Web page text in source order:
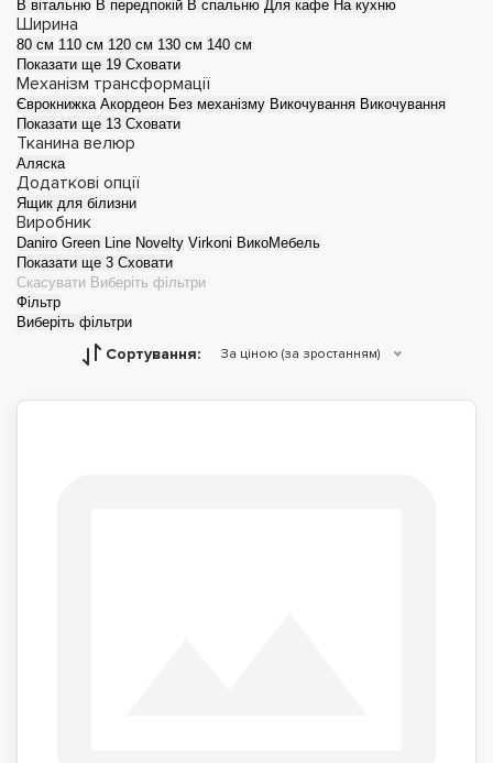
В вітальню В передпокій В спальню Для кафе На кухню
Ширина
80 см 110 см 120 см 130 см 140 см
Показати ще 19 Сховати
Механізм трансформації
Єврокнижка Акордеон Без механізму Викочування Викочування
Показати ще 13 Сховати
Тканина велюр
Аляска
Додаткові опції
Ящик для білизни
Виробник
Daniro Green Line Novelty Virkoni ВикоМебель
Показати ще 3 Сховати
Скасувати Виберіть фільтри
Фільтр
Виберіть фільтри
Сортування: За ціною (за зростанням)